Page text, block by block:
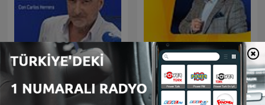
Herrera en COPE
Poranna rozmowa w RMF